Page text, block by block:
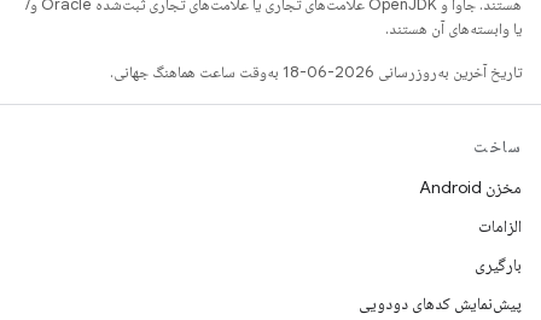
یا وابسته‌های آن هستند.
تاریخ آخرین به‌روزرسانی 2026-06-18 به‌وقت ساعت هماهنگ جهانی.
ساخت
مخزن Android
الزامات
بارگیری
پیش‌نمایش کدهای دودویی